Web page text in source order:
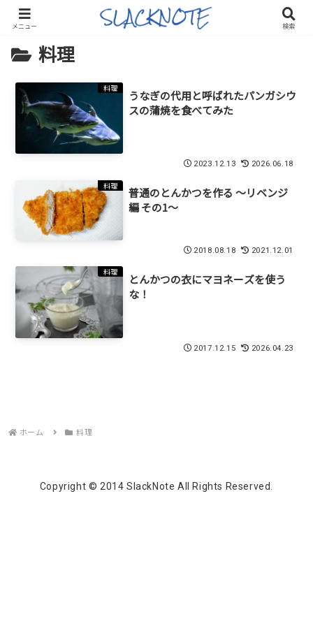
料理
料理
うなぎの代用と呼ばれたパンガシウ
スの蒲焼を食べてみた
2023.12.13 2026.06.18
料理
普通のとんかつを作る 〜リベンジ
編 その1〜
2018.08.18 2021.12.01
料理
とんかつの衣にマヨネーズを使う
な！
2017.12.15 2026.04.23
ホーム 料理
Copyright © 2014 SlackNote All Rights Reserved.
メニュー 検索